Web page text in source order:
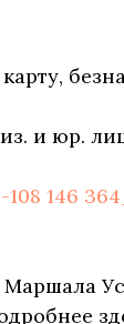
и юр.
146